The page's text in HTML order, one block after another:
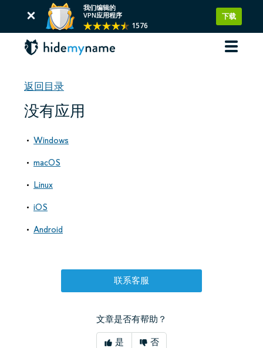
我们编辑的
VPN应用程序
1576
下载
返回目录
没有应用
Windows
macOS
Linux
iOS
Android
联系客服
文章是否有帮助？
是 否